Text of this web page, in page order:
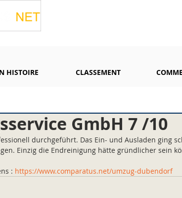
HISTOIRE CLASSEMENT
GmbH 7 /10
durchgeführt. Das Ein- und Ausladen ging
Einzig die Endreinigung hätte gründlicher sein
: https://www.comparatus.net/umzug-dubendorf